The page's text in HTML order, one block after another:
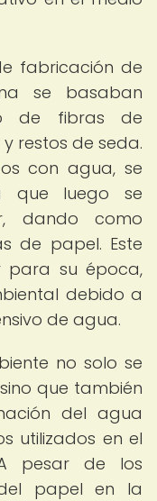
fabricación de
se basaban
de fibras de
restos de seda.
con agua, se
que luego se
dando como
de papel. Este
para su época,
debido a
de agua.
no solo se
que también
del agua
utilizados en el
pesar de los
del papel en la